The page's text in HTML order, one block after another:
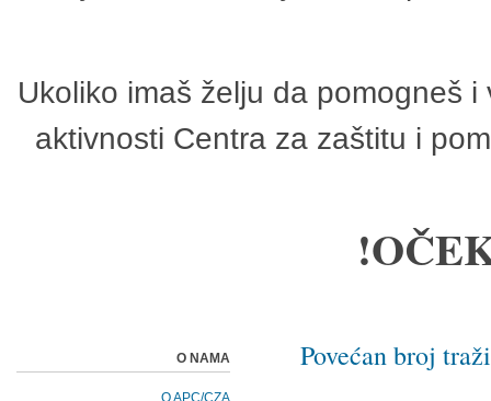
Ukoliko imaš želju da pomogneš
aktivnosti Centra za zaštitu i
Povećan broj
O NAMA
O APC/CZA